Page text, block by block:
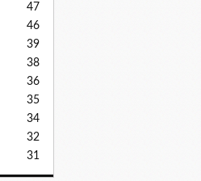
47
46
39
38
36
35
34
32
31